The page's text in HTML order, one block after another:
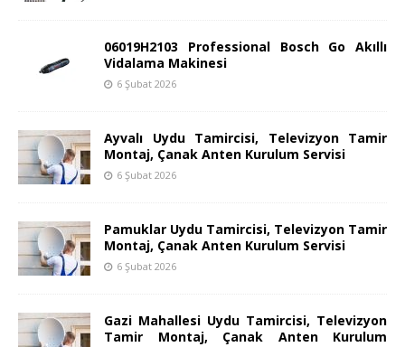
06019H2103 Professional Bosch Go Akıllı
Vidalama Makinesi
6 Şubat 2026
Ayvalı Uydu Tamircisi, Televizyon Tamir
Montaj, Çanak Anten Kurulum Servisi
6 Şubat 2026
Pamuklar Uydu Tamircisi, Televizyon Tamir
Montaj, Çanak Anten Kurulum Servisi
6 Şubat 2026
Gazi Mahallesi Uydu Tamircisi, Televizyon
Tamir Montaj, Çanak Anten Kurulum